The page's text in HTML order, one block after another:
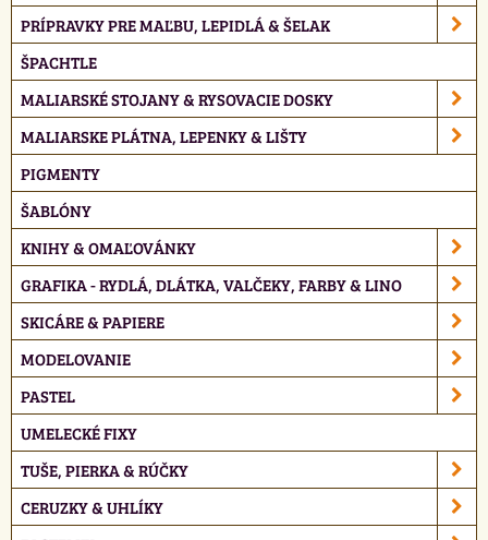
PRÍPRAVKY PRE MAĽBU, LEPIDLÁ & ŠELAK
ŠPACHTLE
MALIARSKÉ STOJANY & RYSOVACIE DOSKY
MALIARSKE PLÁTNA, LEPENKY & LIŠTY
PIGMENTY
ŠABLÓNY
KNIHY & OMAĽOVÁNKY
GRAFIKA - RYDLÁ, DLÁTKA, VALČEKY, FARBY & LINO
SKICÁRE & PAPIERE
MODELOVANIE
PASTEL
UMELECKÉ FIXY
TUŠE, PIERKA & RÚČKY
CERUZKY & UHLÍKY